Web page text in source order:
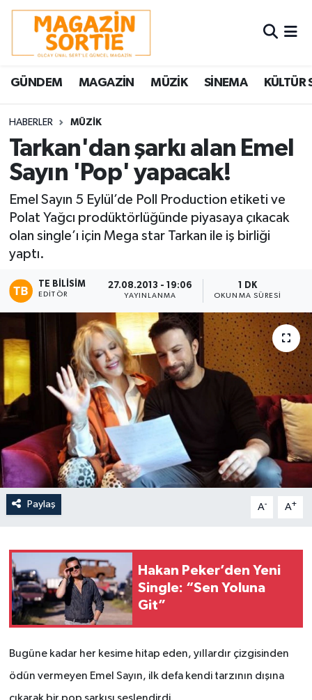
GÜNDEM MAGAZİN MÜZİK SİNEMA KÜLTÜR
HABERLER MÜZİK
Tarkan'dan şarkı alan Emel
Sayın 'Pop' yapacak!
Emel Sayın 5 Eylül’de Poll Production etiketi ve
Polat Yağcı prodüktörlüğünde piyasaya çıkacak
olan single’ı için Mega star Tarkan ile iş birliği
yaptı.
TE BILISIM
EDITÖR
27.08.2013 - 19:06
YAYINLANMA
1 DK
OKUNMA SÜRESI
Paylaş A- A+
Hakan Peker’den Yeni
Single: “Sen Yoluna
Git”
Bugüne kadar her kesime hitap eden, yıllardır çizgisinden
ödün vermeyen Emel Sayın, ilk defa kendi tarzının dışına
Nöbetçi Eczaneler
Hava Durumu
Trafik Durumu
Süper Lig Puan Durumu ve Fikstür
Tüm Manşetler
Son Dakika Haberleri